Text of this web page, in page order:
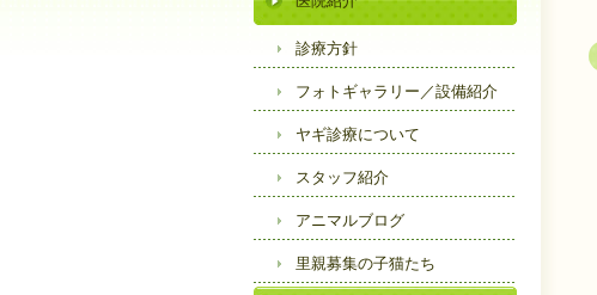
診療方針
フォトギャラリー／設備紹介
ヤギ診療について
スタッフ紹介
アニマルブログ
里親募集の子猫たち